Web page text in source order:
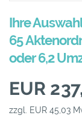
Ihre
65
oder 6,2
EUR
zzgl. EUR 45,03